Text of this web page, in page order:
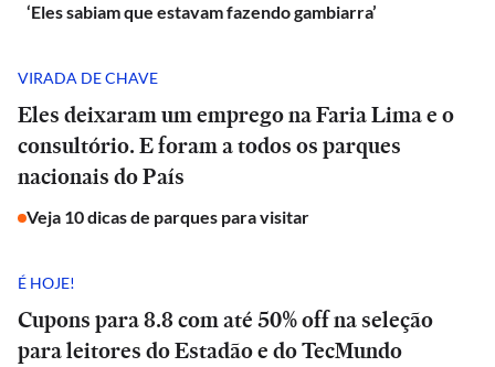
‘Eles sabiam que estavam fazendo gambiarra’
VIRADA DE CHAVE
Eles deixaram um emprego na Faria Lima e o
consultório. E foram a todos os parques
nacionais do País
Veja 10 dicas de parques para visitar
É HOJE!
Cupons para 8.8 com até 50% off na seleção
para leitores do Estadão e do TecMundo